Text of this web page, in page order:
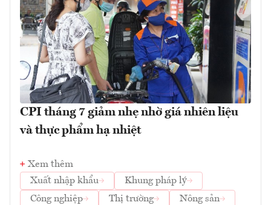
CPI tháng 7 giảm nhẹ nhờ giá nhiên liệu
và thực phẩm hạ nhiệt
Xem thêm
Xuất nhập khẩu
Khung pháp lý
Công nghiệp
Thị trường Nông sản